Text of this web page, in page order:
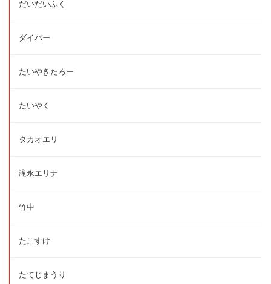
だいだいふく
ダイバー
たいやきたろー
たいやく
タカオエリ
滝永エリナ
竹中
たこすけ
たてじまうり